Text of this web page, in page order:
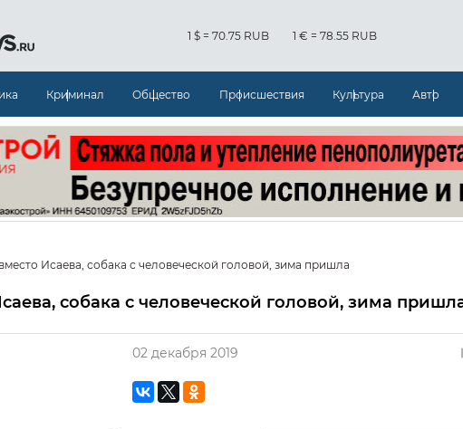
1 $ = 70.75 RUB 1 € = 78.55 RUB
Криминал Общество Происшествия Культура Авто
Исаева, собака с человеческой головой, зима пришла
собака с человеческой головой, зима
02 декабря 2019